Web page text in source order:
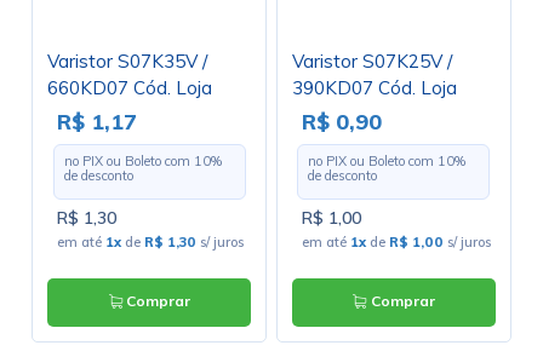
Varistor S07K35V /
660KD07 Cód. Loja
3238
R$ 1,17
no PIX ou Boleto com 10%
de desconto
R$ 1,30
em até 1x de R$ 1,30 s/ juros
Comprar
Varistor S07K25V /
390KD07 Cód. Loja
2420
R$ 0,90
no PIX ou Boleto com 10%
de desconto
R$ 1,00
em até 1x de R$ 1,00 s/ juros
Comprar